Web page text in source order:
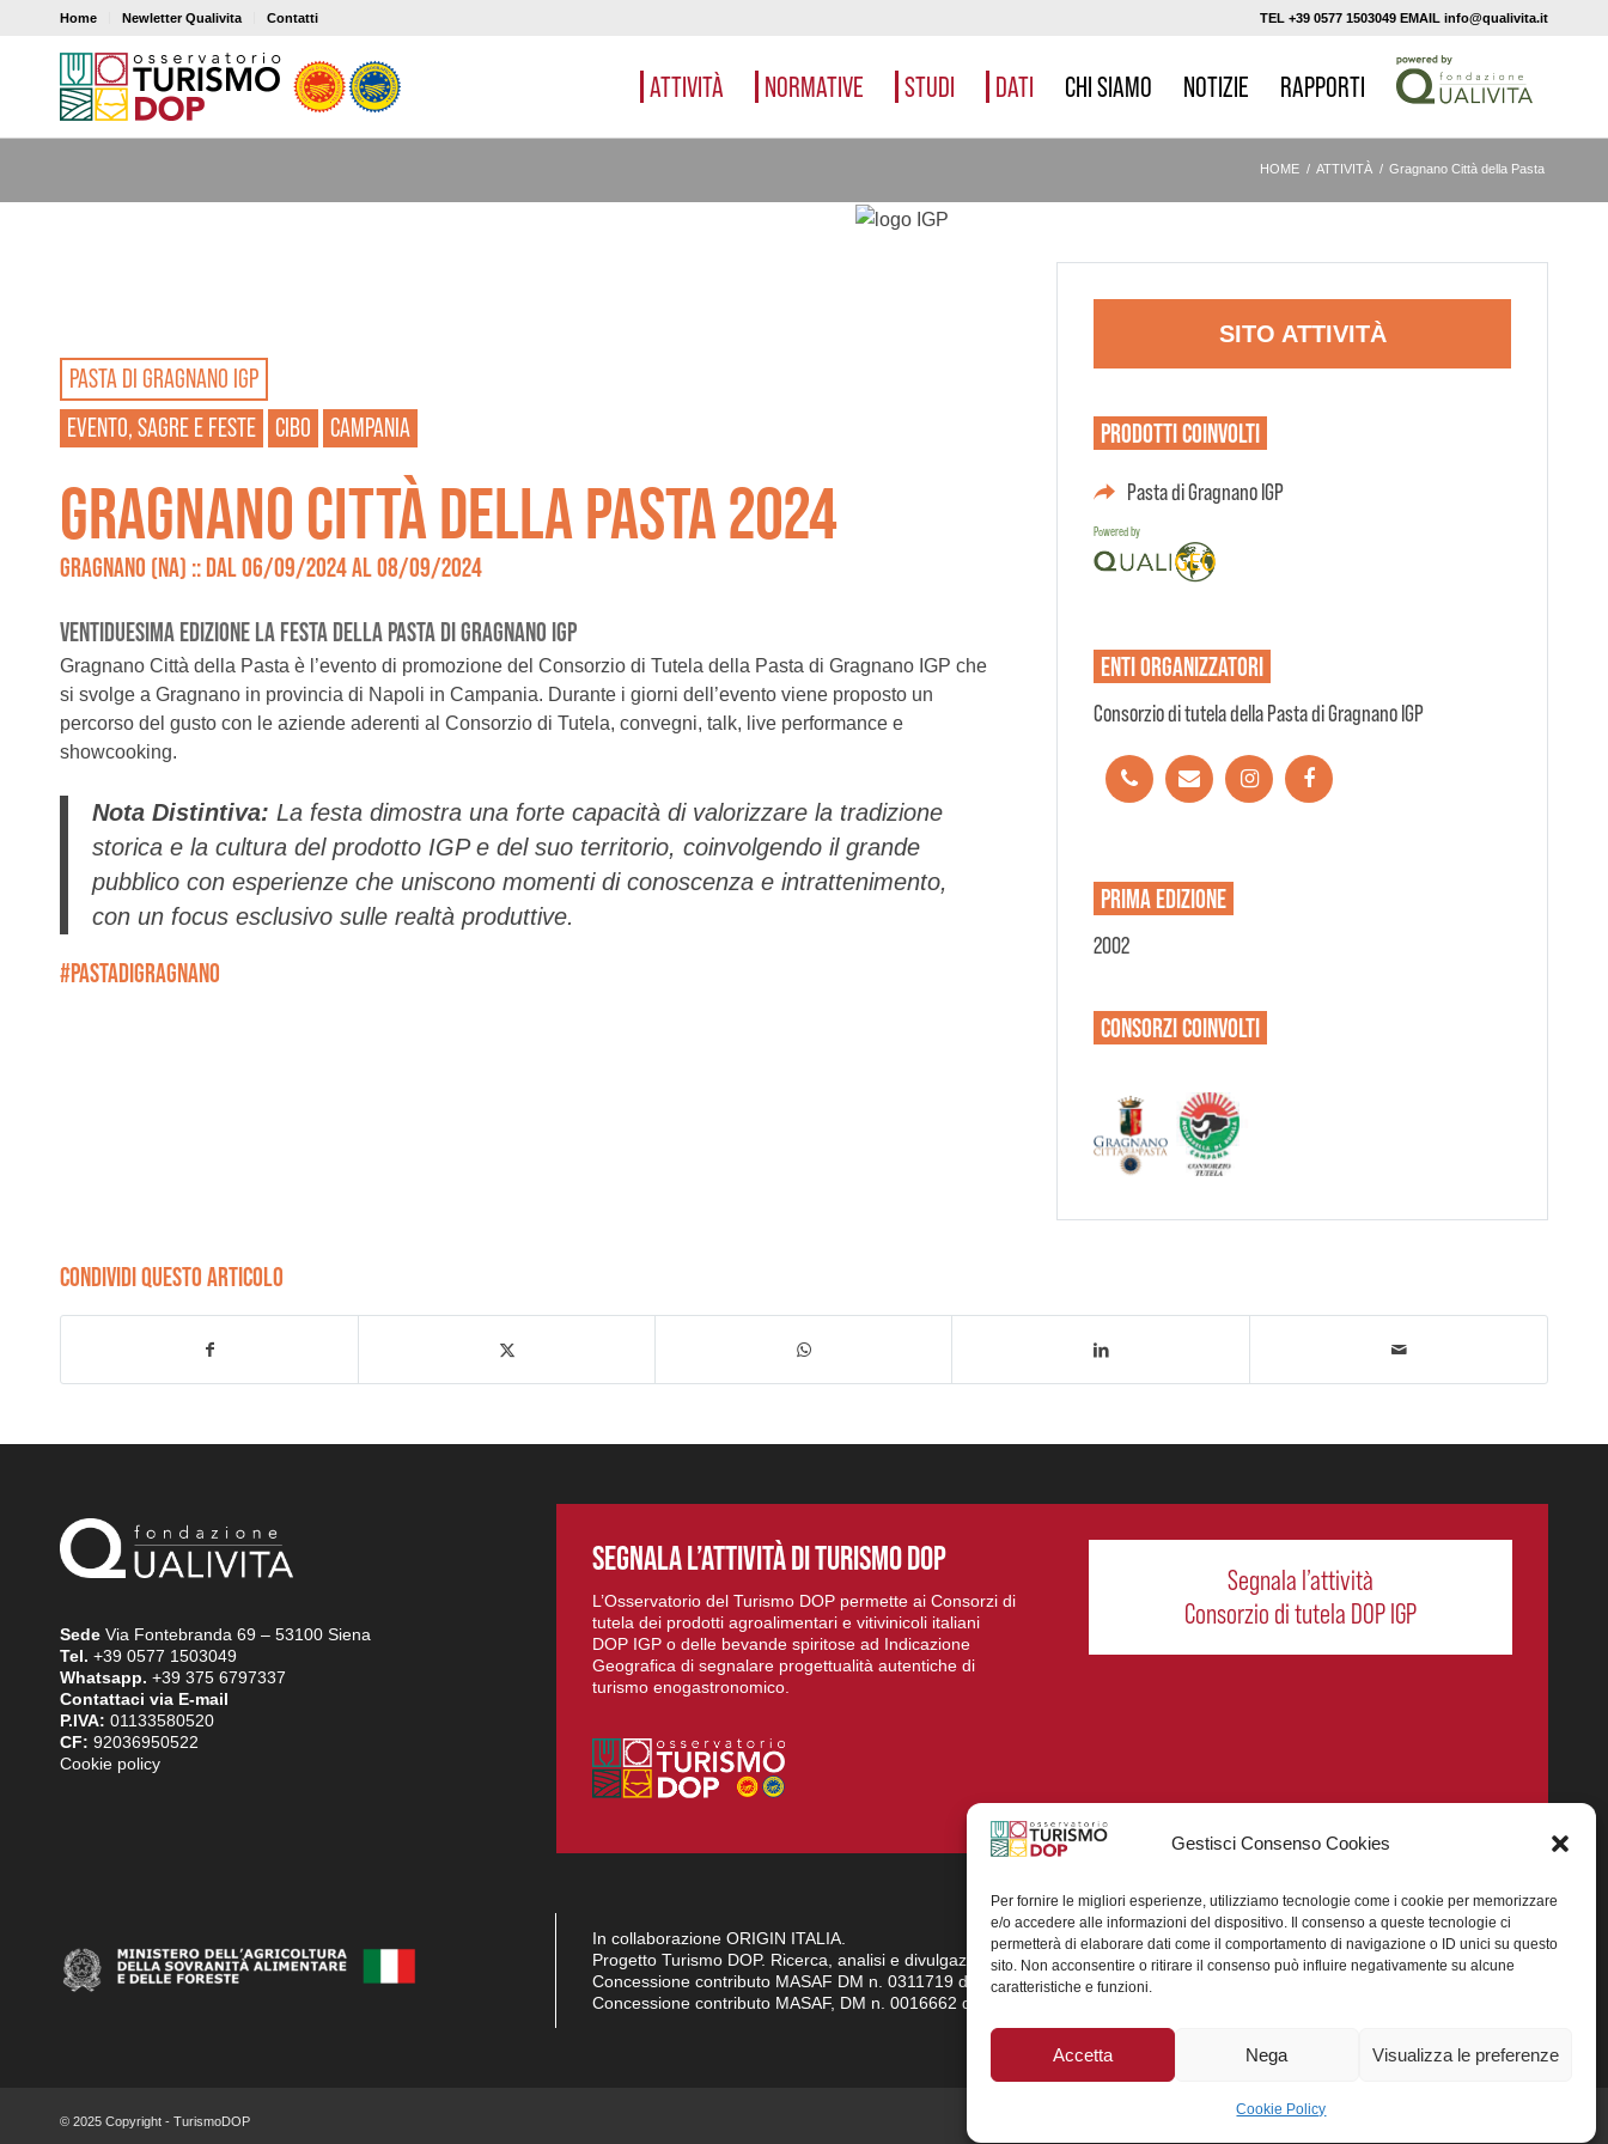
Gestisci Consenso Cookies
Per fornire le migliori esperienze, utilizziamo tecnologie come i cookie per memorizzare
e/o accedere alle informazioni del dispositivo. Il consenso a queste tecnologie ci
permetterà di elaborare dati come il comportamento di navigazione o ID unici su questo
sito. Non acconsentire o ritirare il consenso può influire negativamente su alcune
caratteristiche e funzioni.
Accetta Nega Visualizza le preferenze
Cookie Policy
Home Newletter Qualivita Contatti TEL +39 0577 1503049 EMAIL info@qualivita.it
ATTIVITÀ NORMATIVE STUDI DATI CHI SIAMO NOTIZIE RAPPORTI
HOME / ATTIVITÀ / Gragnano Città della Pasta
PASTA DI GRAGNANO IGP
EVENTO, SAGRE E FESTE
CIBO CAMPANIA
GRAGNANO CITTÀ DELLA PASTA 2024
GRAGNANO (NA) :: DAL 06/09/2024 AL 08/09/2024
VENTIDUESIMA EDIZIONE LA FESTA DELLA PASTA DI GRAGNANO IGP
Gragnano Città della Pasta è l’evento di promozione del Consorzio di Tutela della Pasta di Gragnano IGP che
si svolge a Gragnano in provincia di Napoli in Campania. Durante i giorni dell’evento viene proposto un
percorso del gusto con le aziende aderenti al Consorzio di Tutela, convegni, talk, live performance e
showcooking.
Nota Distintiva: La festa dimostra una forte capacità di valorizzare la tradizione
storica e la cultura del prodotto IGP e del suo territorio, coinvolgendo il grande
pubblico con esperienze che uniscono momenti di conoscenza e intrattenimento,
con un focus esclusivo sulle realtà produttive.
#PASTADIGRAGNANO
SITO ATTIVITÀ
PRODOTTICOINVOLTI
Pasta di Gragnano IGP
Powered by
ENTIORGANIZZATORI
Consorzio di tutela della Pasta di Gragnano IGP
PRIMA EDIZIONE
2002
CONSORZICOINVOLTI
CONDIVIDI QUESTO ARTICOLO
Sede Via Fontebranda 69 – 53100 Siena
Tel. +39 0577 1503049
Whatsapp. +39 375 6797337
Contattaci via E-mail
P.IVA: 01133580520
CF: 92036950522
Cookie policy
SEGNALA L’ATTIVITÀ DI TURISMO DOP
L’Osservatorio del Turismo DOP permette ai Consorzi di
tutela dei prodotti agroalimentari e vitivinicoli italiani
DOP IGP o delle bevande spiritose ad Indicazione
Geografica di segnalare progettualità autentiche di
turismo enogastronomico.
Segnala l’attività
Consorzio di tutela DOP IGP
In collaborazione ORIGIN ITALIA.
Progetto Turismo DOP. Ricerca, analisi e divulgazione del turismo enogastronomico dei prodotti DOP IGP italiani.
Concessione contributo MASAF DM n. 0311719 del 15/06/2023
Concessione contributo MASAF, DM n. 0016662 del 15/01/2025 (CUP J88H24002560007)
© 2025 Copyright - TurismoDOP